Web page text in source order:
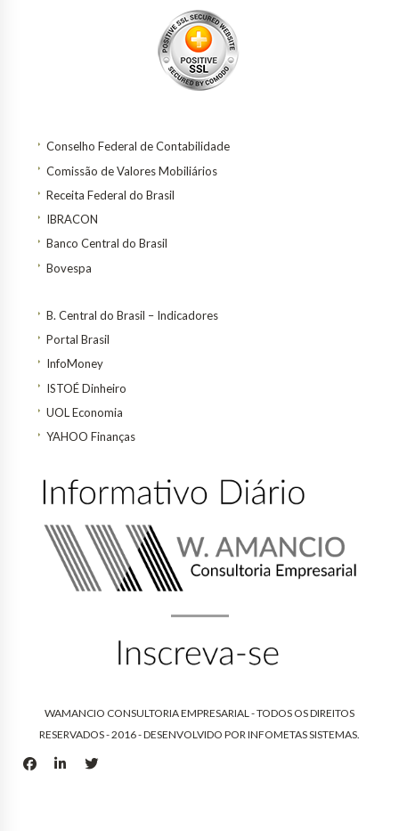
Conselho Federal de Contabilidade
Comissão de Valores Mobiliários
Receita Federal do Brasil
IBRACON
Banco Central do Brasil
Bovespa
B. Central do Brasil – Indicadores
Portal Brasil
InfoMoney
ISTOÉ Dinheiro
UOL Economia
YAHOO Finanças
WAMANCIO CONSULTORIA EMPRESARIAL - TODOS OS DIREITOS
RESERVADOS - 2016 - DESENVOLVIDO PORINFOMETAS SISTEMAS.